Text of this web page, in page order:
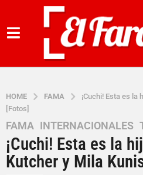
HOME FAMA
¡Cuchi! Esta es la
[Fotos]
1
1
a
ñ
FAMA ,INTERNACIONALES ,
¡Cuchi! Esta es la
Kutcher y Mila